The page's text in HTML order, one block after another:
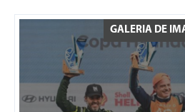
GALERIA DE